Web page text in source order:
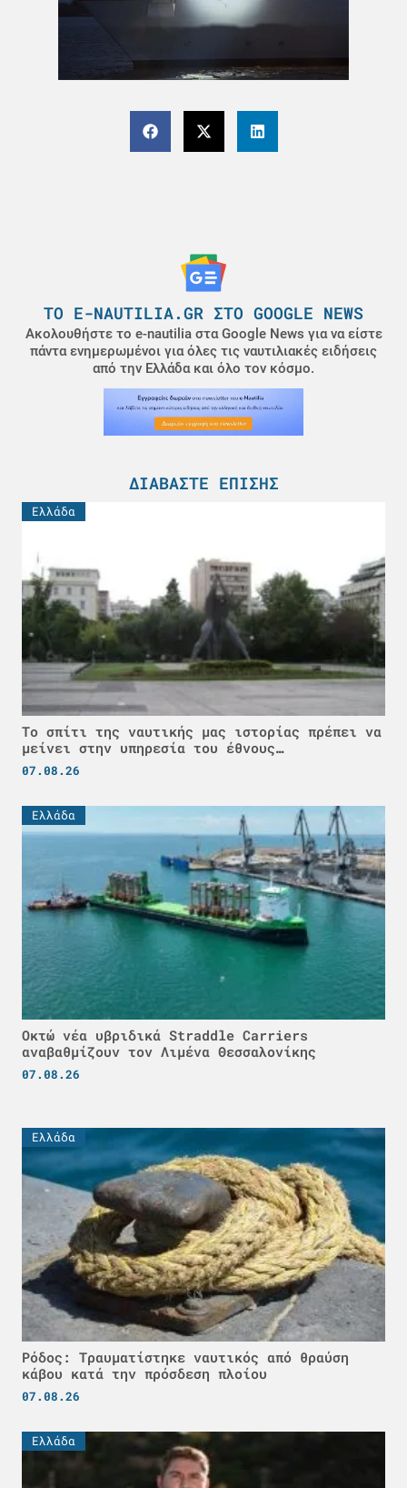
ΤΟ E-NAUTILIA.GR ΣΤΟ GOOGLE NEWS
Ακολουθήστε το e-nautilia στα Google News για να είστε
πάντα ενημερωμένοι για όλες τις ναυτιλιακές ειδήσεις
από την Ελλάδα και όλο τον κόσμο.
ΔΙΑΒΆΣΤΕ ΕΠΊΣΗΣ
Ελλάδα
Το σπίτι της ναυτικής μας ιστορίας πρέπει να
μείνει στην υπηρεσία του έθνους…
07.08.26
Ελλάδα
Οκτώ νέα υβριδικά Straddle Carriers
αναβαθμίζουν τον Λιμένα Θεσσαλονίκης
07.08.26
Ελλάδα
Ρόδος: Τραυματίστηκε ναυτικός από θραύση
κάβου κατά την πρόσδεση πλοίου
07.08.26
Ελλάδα